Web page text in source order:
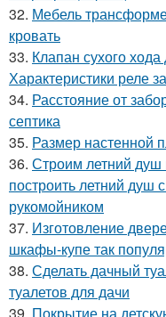
32. Мебель
кровать
33. Клапан сухого
Характеристики реле
34. Расстояние от
септика
35. Размер настенной
36. Строим летний душ
построить летний душ
рукомойником
37. Изготовление
шкафы-купе так
38. Сделать дачный
туалетов для дачи
39. Покрытие на